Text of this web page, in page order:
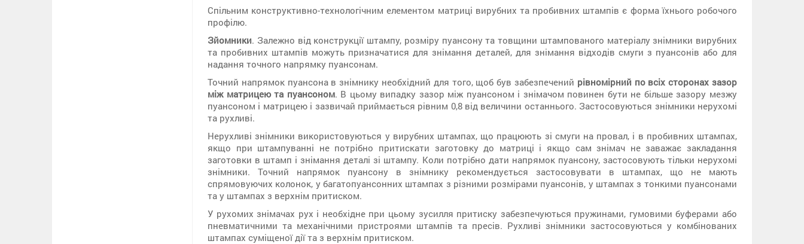
Спільним конструктивно-технологічним елементом матриці вирубних та пробивних штампів є форма їхнього робочого
профілю.
Зйомники. Залежно від конструкції штампу, розміру пуансону та товщини штампованого матеріалу знімники вирубних
та пробивних штампів можуть призначатися для знімання деталей, для знімання відходів смуги з пуансонів або для
надання точного напрямку пуансонам.
Точний напрямок пуансона в знімнику необхідний для того, щоб був забезпечений рівномірний по всіх сторонах зазор
між матрицею та пуансоном. В цьому випадку зазор між пуансоном і знімачом повинен бути не більше зазору мезжу
пуансоном і матрицею і зазвичай приймається рівним 0,8 від величини останнього. Застосовуються знімники нерухомі
та рухливі.
Нерухливі знімники використовуються у вирубних штампах, що працюють зі смуги на провал, і в пробивних штампах,
якщо при штампуванні не потрібно притискати заготовку до матриці і якщо сам знімач не заважає закладання
заготовки в штамп і знімання деталі зі штампу. Коли потрібно дати напрямок пуансону, застосовують тільки нерухомі
знімники. Точний напрямок пуансону в знімнику рекомендується застосовувати в штампах, що не мають
спрямовуючих колонок, у багатопуансонних штампах з різними розмірами пуансонів, у штампах з тонкими пуансонами
та у штампах з верхнім притиском.
У рухомих знімачах рух і необхідне при цьому зусилля притиску забезпечуються пружинами, гумовими буферами або
пневматичними та механічними пристроями штампів та пресів. Рухливі знімники застосовуються у комбінованих
штампах суміщеної дії та з верхнім притиском.